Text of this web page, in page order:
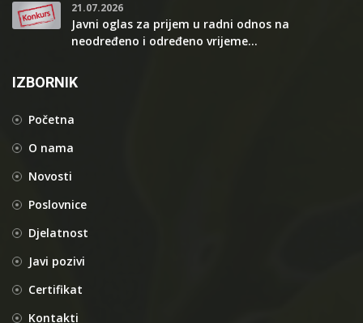
21.07.2026
Javni oglas za prijem u radni odnos na
neodređeno i određeno vrijeme...
IZBORNIK
Početna
O nama
Novosti
Poslovnice
Djelatnost
Javi pozivi
Certifikat
Kontakti